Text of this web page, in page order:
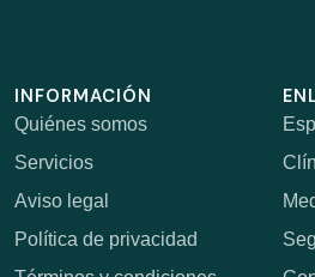
INFORMACIÓN
Quiénes somos
Servicios
Aviso legal
Política de privacidad